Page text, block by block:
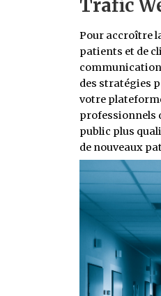
Trafic
Pour accroître
patients et de
communication
des stratégies
votre
professionnels
public plus
de nouveaux